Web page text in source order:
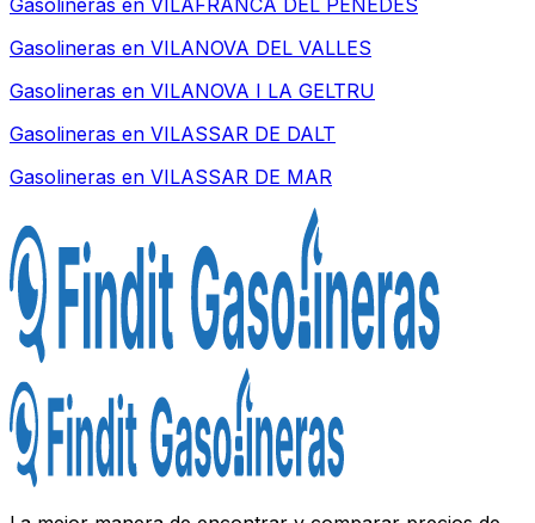
Gasolineras en VILAFRANCA DEL PENEDES
Gasolineras en VILANOVA DEL VALLES
Gasolineras en VILANOVA I LA GELTRU
Gasolineras en VILASSAR DE DALT
Gasolineras en VILASSAR DE MAR